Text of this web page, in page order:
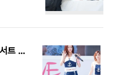
[PHOTO] 131011 에버랜드 러브 콘서트 - 레인보우 by EPOXY